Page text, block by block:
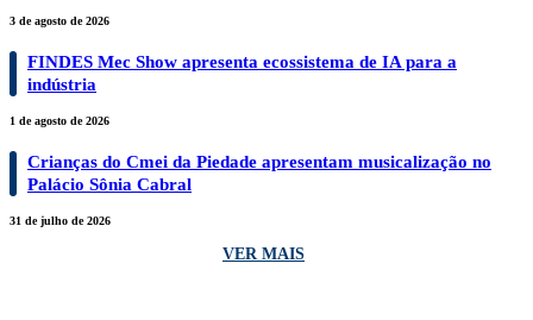
3 de agosto de 2026
FINDES Mec Show apresenta ecossistema de IA para a
indústria
1 de agosto de 2026
Crianças do Cmei da Piedade apresentam musicalização no
Palácio Sônia Cabral
31 de julho de 2026
VER MAIS